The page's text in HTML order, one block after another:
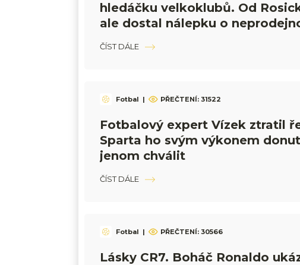
hledáčku velkoklubů. Od
ale dostal nálepku o
ČÍST DÁLE
Fotbal | PŘEČTENÍ: 31522
Fotbalový expert Vízek ztratil
Sparta ho svým výkonem
jenom chválit
ČÍST DÁLE
Fotbal | PŘEČTENÍ: 30566
Lásky CR7. Boháč Ronaldo